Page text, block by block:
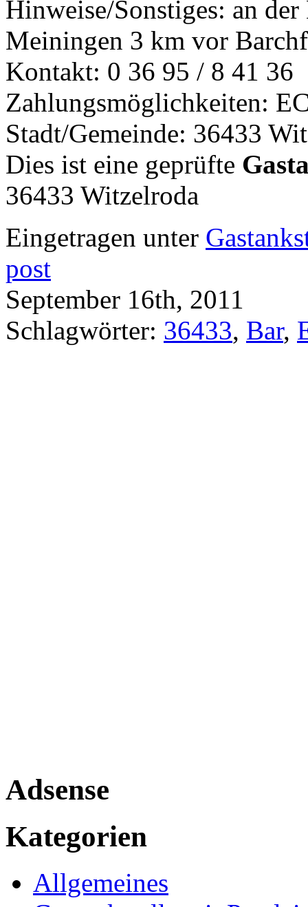
Hinweise/Sonstiges: an
Meiningen 3 km vor
Kontakt: 0 36 95 / 8 41 36
Zahlungsmöglichkeiten:
Stadt/Gemeinde: 36433
Dies ist eine geprüfte
36433 Witzelroda
Eingetragen unter
post
September 16th, 2011
Schlagwörter: 36433, Bar,
Adsense
Kategorien
Allgemeines